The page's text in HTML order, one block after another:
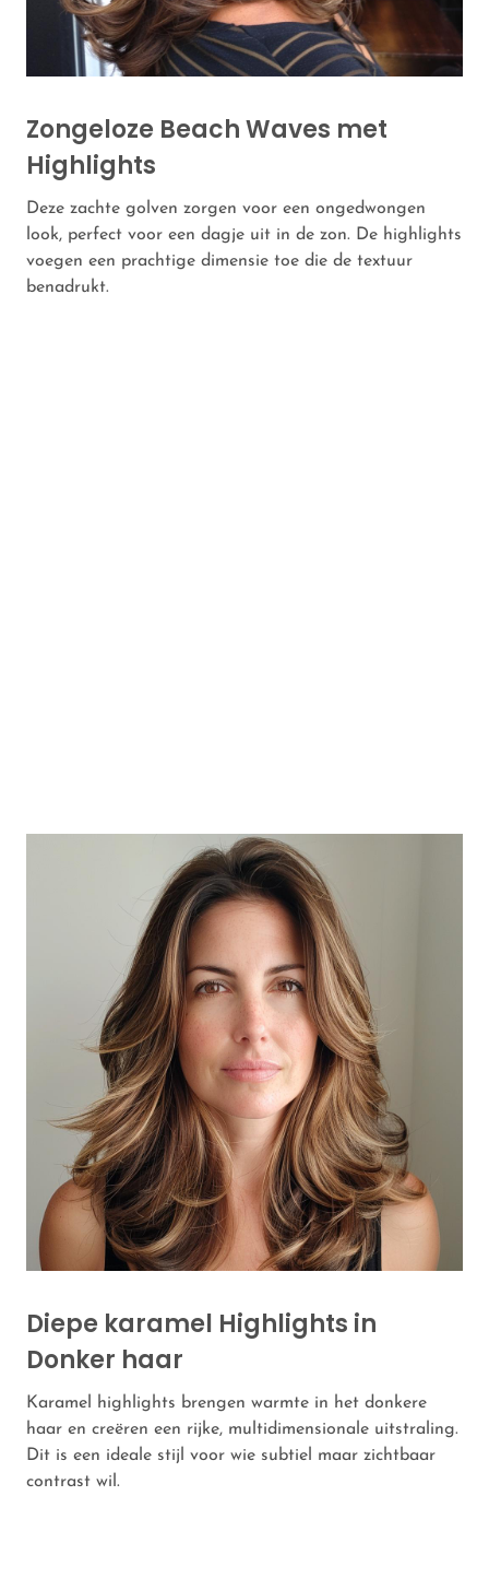
Zongeloze Beach Waves met
Highlights
Deze zachte golven zorgen voor een ongedwongen
look, perfect voor een dagje uit in de zon. De highlights
voegen een prachtige dimensie toe die de textuur
benadrukt.
Diepe karamel Highlights in
Donker haar
Karamel highlights brengen warmte in het donkere
haar en creëren een rijke, multidimensionale uitstraling.
Dit is een ideale stijl voor wie subtiel maar zichtbaar
contrast wil.